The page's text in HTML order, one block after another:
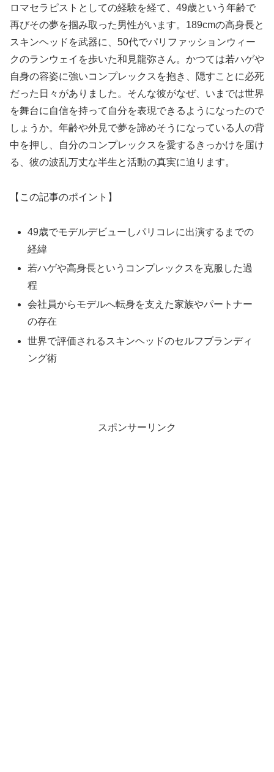
ロマセラピストとしての経験を経て、49歳という年齢で
再びその夢を掴み取った男性がいます。189cmの高身長と
スキンヘッドを武器に、50代でパリファッションウィー
クのランウェイを歩いた和見龍弥さん。かつては若ハゲや
自身の容姿に強いコンプレックスを抱き、隠すことに必死
だった日々がありました。そんな彼がなぜ、いまでは世界
を舞台に自信を持って自分を表現できるようになったので
しょうか。年齢や外見で夢を諦めそうになっている人の背
中を押し、自分のコンプレックスを愛するきっかけを届け
る、彼の波乱万丈な半生と活動の真実に迫ります。
【この記事のポイント】
49歳でモデルデビューしパリコレに出演するまでの
経緯
若ハゲや高身長というコンプレックスを克服した過
程
会社員からモデルへ転身を支えた家族やパートナー
の存在
世界で評価されるスキンヘッドのセルフブランディ
ング術
スポンサーリンク